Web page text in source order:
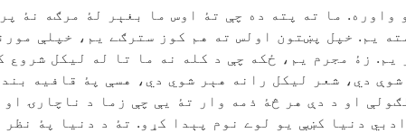
واوره. ما ته پته ده چې تۀ اوس ما بغېر لۀ مرګه نۀ
يم. خپل پښتون اولس ته هم کوز سترګے يم، خپلې
يم. زۀ مجرم يم، ځکه چې د کله نه ما تا له ليکل
دي، شعر ليکل رانه هېر شوي دي، هسې پۀ قافيه
او د دې هر څۀ ذمه وار تۀ یې چې زما د ناچارۍ
دنيا کښې يو لوے نوم پېدا کړو. تۀ د دنيا پۀ